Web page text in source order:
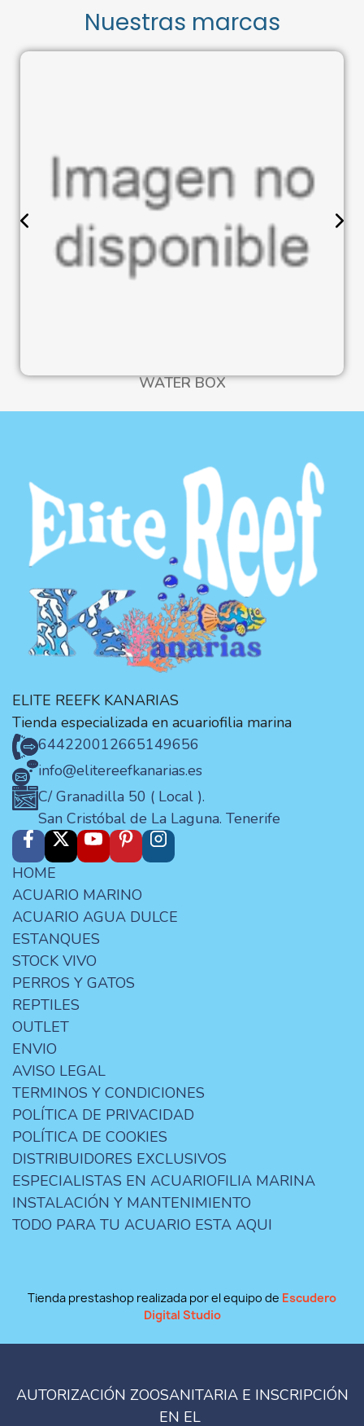
Nuestras marcas
WATER BOX
ELITE REEFK KANARIAS
Tienda especializada en acuariofilia marina
644220012665149656
info@elitereefkanarias.es
C/ Granadilla 50 ( Local ).
San Cristóbal de La Laguna. Tenerife
HOME
ACUARIO MARINO
ACUARIO AGUA DULCE
ESTANQUES
STOCK VIVO
PERROS Y GATOS
REPTILES
OUTLET
ENVIO
AVISO LEGAL
TERMINOS Y CONDICIONES
POLÍTICA DE PRIVACIDAD
POLÍTICA DE COOKIES
DISTRIBUIDORES EXCLUSIVOS
ESPECIALISTAS EN ACUARIOFILIA MARINA
INSTALACIÓN Y MANTENIMIENTO
TODO PARA TU ACUARIO ESTA AQUI
Tienda prestashop realizada por el equipo de Escudero
Digital Studio
AUTORIZACIÓN ZOOSANITARIA E INSCRIPCIÓN
EN EL